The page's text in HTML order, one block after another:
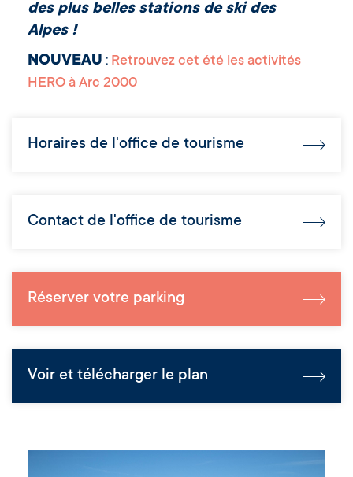
des plus belles stations de ski des
Alpes !
NOUVEAU : Retrouvez cet été les activités
HERO à Arc 2000
Horaires de l'office de tourisme
Contact de l'office de tourisme
Réserver votre parking
Voir et télécharger le plan